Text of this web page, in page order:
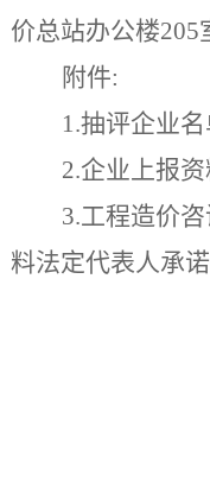
价总站办公楼205
附件:
1.抽评企业名
2.企业上报
3.工程造价
料法定代表人承